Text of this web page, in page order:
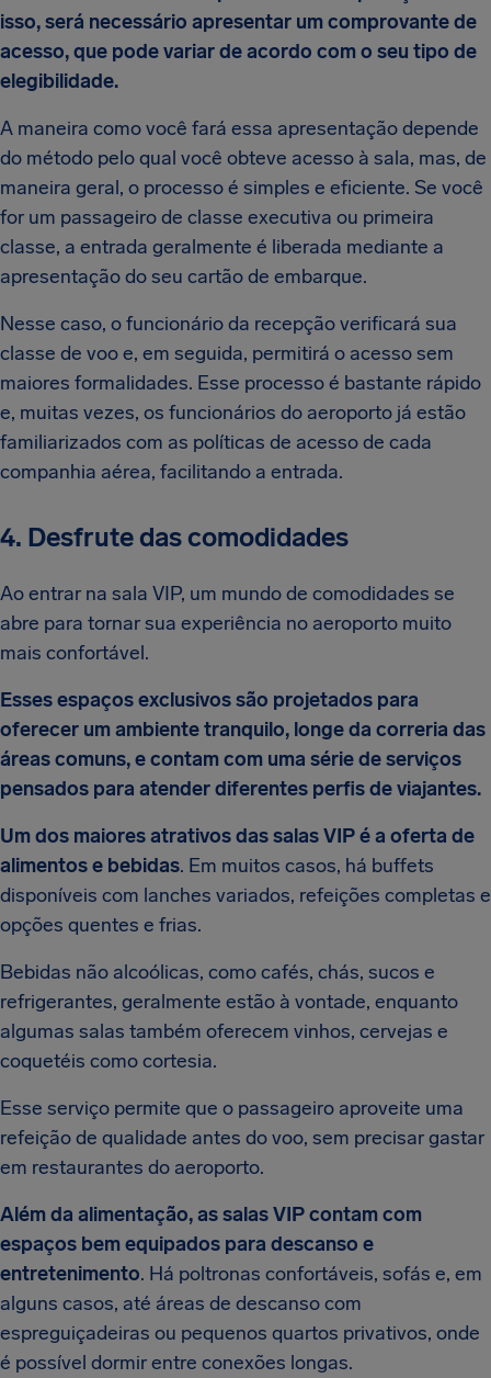
isso, será necessário apresentar um comprovante de
acesso, que pode variar de acordo com o seu tipo de
elegibilidade.
A maneira como você fará essa apresentação depende
do método pelo qual você obteve acesso à sala, mas, de
maneira geral, o processo é simples e eficiente. Se você
for um passageiro de classe executiva ou primeira
classe, a entrada geralmente é liberada mediante a
apresentação do seu cartão de embarque.
Nesse caso, o funcionário da recepção verificará sua
classe de voo e, em seguida, permitirá o acesso sem
maiores formalidades. Esse processo é bastante rápido
e, muitas vezes, os funcionários do aeroporto já estão
familiarizados com as políticas de acesso de cada
companhia aérea, facilitando a entrada.
4. Desfrute das comodidades
Ao entrar na sala VIP, um mundo de comodidades se
abre para tornar sua experiência no aeroporto muito
mais confortável.
Esses espaços exclusivos são projetados para
oferecer um ambiente tranquilo, longe da correria das
áreas comuns, e contam com uma série de serviços
pensados para atender diferentes perfis de viajantes.
Um dos maiores atrativos das salas VIP é a oferta de
alimentos e bebidas. Em muitos casos, há buffets
disponíveis com lanches variados, refeições completas e
opções quentes e frias.
Bebidas não alcoólicas, como cafés, chás, sucos e
refrigerantes, geralmente estão à vontade, enquanto
algumas salas também oferecem vinhos, cervejas e
coquetéis como cortesia.
Esse serviço permite que o passageiro aproveite uma
refeição de qualidade antes do voo, sem precisar gastar
em restaurantes do aeroporto.
Além da alimentação, as salas VIP contam com
espaços bem equipados para descanso e
entretenimento. Há poltronas confortáveis, sofás e, em
alguns casos, até áreas de descanso com
espreguiçadeiras ou pequenos quartos privativos, onde
é possível dormir entre conexões longas.